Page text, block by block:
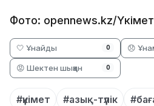
Фото: opennews.kz/Үкімет
🤍 Ұнайды 0 😞
😡 Шектен шыққан 0
#үкімет #азық-түлік